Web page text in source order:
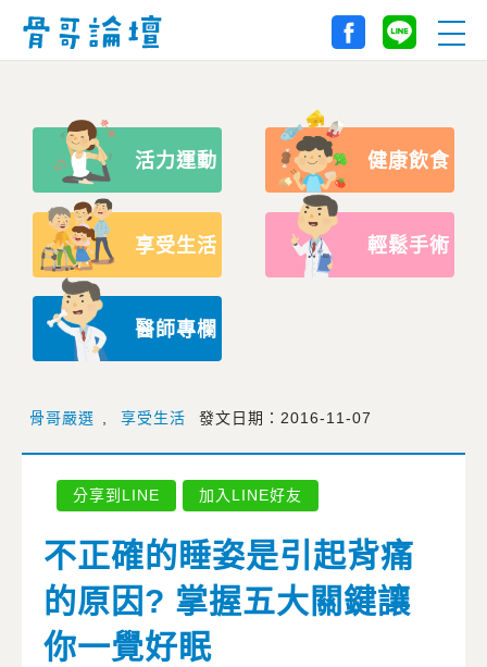
活力運動 健康飲食
享受生活 輕鬆手術
醫師專欄
骨哥嚴選 , 享受生活 發文日期：2016-11-07
分享到LINE 加入LINE好友
不正確的睡姿是引起背痛
的原因? 掌握五大關鍵讓
你一覺好眠